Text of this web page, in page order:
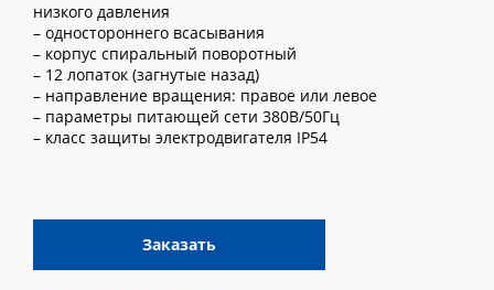
низкого давления
– одностороннего всасывания
– корпус спиральный поворотный
– 12 лопаток (загнутые назад)
– направление вращения: правое или левое
– параметры питающей сети 380В/50Гц
– класс защиты электродвигателя IP54
Заказать